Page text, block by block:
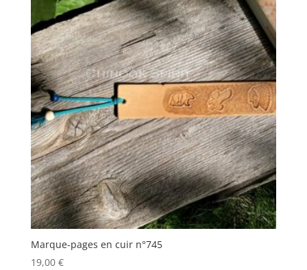
Marque-pages en cuir n°745
19,00 €